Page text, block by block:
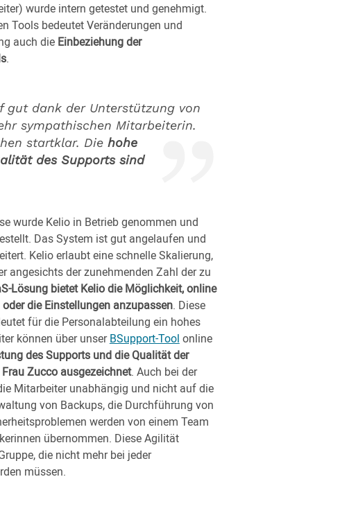
wurde intern getestet und genehmigt.
Tools bedeutet Veränderungen und
auch die Einbeziehung der
.
gut dank der Unterstützung von
sympathischen Mitarbeiterin.
startklar. Die hohe
des Supports sind
wurde Kelio in Betrieb genommen und
Das System ist gut angelaufen und
Kelio erlaubt eine schnelle Skalierung,
angesichts der zunehmenden Zahl der zu
Lösung bietet Kelio die Möglichkeit, online
die Einstellungen anzupassen. Diese
für die Personalabteilung ein hohes
können über unserBSupport-Tool online
des Supports und die Qualität der
Zucco ausgezeichnet. Auch bei der
Mitarbeiter unabhängig und nicht auf die
von Backups, die Durchführung von
werden von einem Team
übernommen. Diese Agilität
die nicht mehr bei jeder
müssen.